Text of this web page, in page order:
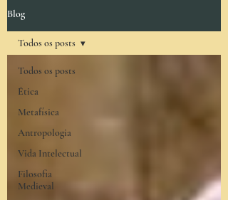
Blog
Todos os posts
Ética
Metafísica
Antropologia
Vida Intelectual
Filosofia
Medieval
Todos os posts